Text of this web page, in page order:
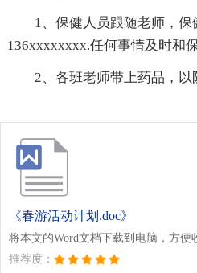
1、保健人员跟随老师，保
136xxxxxxxx.任何事情及时和
2、各班老师带上药品，以
《春游活动计划.doc》
将本文的Word文档下载到电脑，方便
推荐度：